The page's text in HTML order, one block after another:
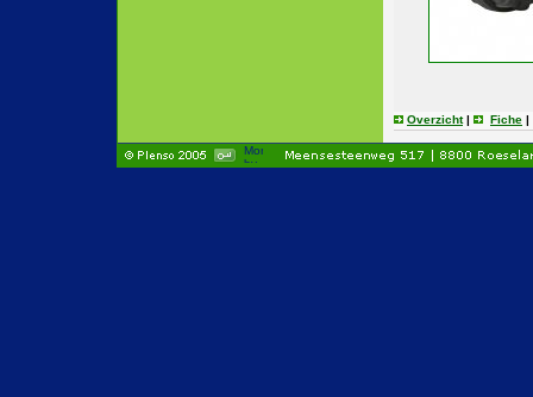
Overzicht| Fiche |